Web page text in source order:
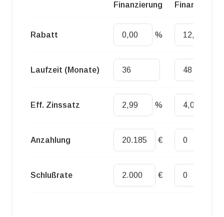
Finanzierung
Finanzierung
Rabatt %
Laufzeit (Monate)
Eff. Zinssatz %
Anzahlung €
Schlußrate €